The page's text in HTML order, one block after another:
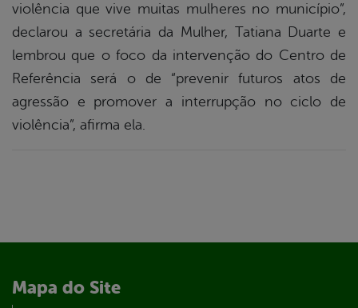
violência que vive muitas mulheres no município”,
declarou a secretária da Mulher, Tatiana Duarte e
lembrou que o foco da intervenção do Centro de
Referência será o de “prevenir futuros atos de
agressão e promover a interrupção no ciclo de
violência”, afirma ela.
Mapa do Site